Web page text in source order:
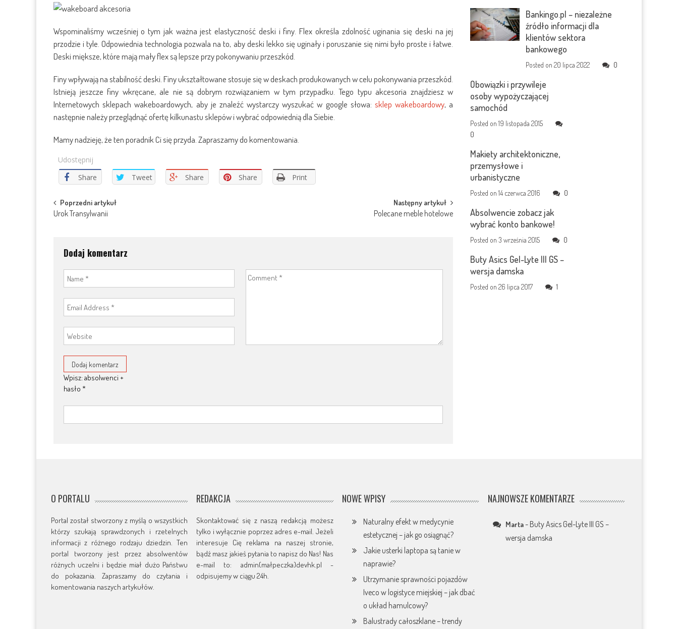
Wspominaliśmy wcześniej o tym jak ważna jest elastyczność deski i finy. Flex określa zdolność uginania się deski na jej
przodzie i tyle. Odpowiednia technologia pozwala na to, aby deski lekko się uginały i poruszanie się nimi było proste i łatwe.
Deski miększe, które mają mały flex są lepsze przy pokonywaniu przeszkód.
Finy wpływają na stabilność deski. Finy ukształtowane stosuje się w deskach produkowanych w celu pokonywania przeszkód.
Istnieją jeszcze finy wkręcane, ale nie są dobrym rozwiązaniem w tym przypadku. Tego typu akcesoria znajdziesz w
Internetowych sklepach wakeboardowych, aby je znaleźć wystarczy wyszukać w google słowa:sklep wakeboardowy, a
następnie należy przeglądnąć ofertę kilkunastu sklepów i wybrać odpowiednią dla Siebie.
Mamy nadzieję, że ten poradnik Ci się przyda. Zapraszamy do komentowania.
Udostępnij
Share
Tweet Share Share Print
Post
navigation
Poprzedni artykuł
Urok Transylwanii
Następny artykuł
Polecane meble hotelowe
Dodaj komentarz
Wpisz: absolwenci +
hasło *
Bankingo.pl – niezależne
źródło informacji dla
klientów sektora
bankowego
Posted on20 lipca 2022 0
Obowiązki i przywileje
osoby wypożyczającej
samochód
Posted on19 listopada 2015
0
Makiety architektoniczne,
przemysłowe i
urbanistyczne
Posted on14 czerwca 2016 0
Absolwencie zobacz jak
wybrać konto bankowe!
Posted on3 września 2015 0
Buty Asics Gel-Lyte III GS –
wersja damska
Posted on26 lipca 2017 1
O PORTALU
Portal został stworzony z myślą o wszystkich
którzy szukają sprawdzonych i rzetelnych
informacji z różnego rodzaju dziedzin. Ten
portal tworzony jest przez absolwentów
różnych uczelni i będzie miał dużo Państwu
do pokazania. Zapraszamy do czytania i
komentowania naszych artykułów.
REDAKCJA
Skontaktować się z naszą redakcją możesz
tylko i wyłącznie poprzez adres e-mail. Jeżeli
interesuje Cię reklama na naszej stronie,
bądź masz jakieś pytania to napisz do Nas! Nas
e-mail to: admin(małpeczka)devhk.pl -
odpisujemy w ciągu 24h.
NOWE WPISY
Naturalny efekt w medycynie
estetycznej – jak go osiągnąć?
Jakie usterki laptopa są tanie w
naprawie?
Utrzymanie sprawności pojazdów
Iveco w logistyce miejskiej – jak dbać
o układ hamulcowy?
Balustrady całoszklane – trendy
NAJNOWSZE KOMENTARZE
Marta- Buty Asics Gel-Lyte III GS –
wersja damska